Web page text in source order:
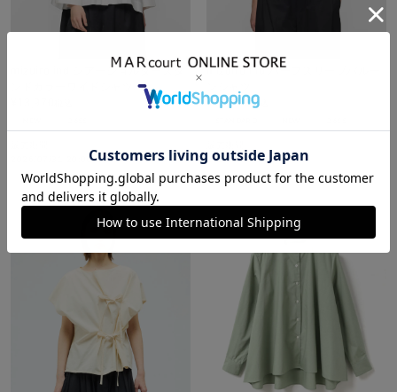
mizuiro ind シアーショルダースタ
2026/07/31 20:00〜
mizuiro ind ハーフスリーブバルー
¥13,970税込
2026/07/27 18:00〜